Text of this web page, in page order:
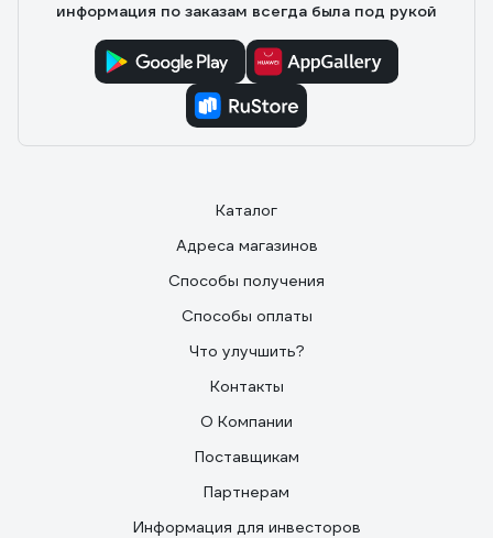
информация по заказам всегда была под рукой
Каталог
Адреса магазинов
Способы получения
Способы оплаты
Что улучшить?
Контакты
О Компании
Поставщикам
Партнерам
Информация для инвесторов